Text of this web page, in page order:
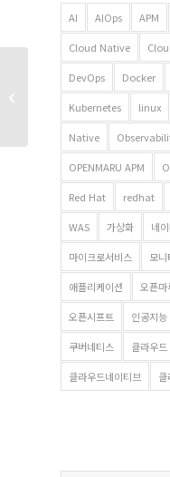
AI AIOps APM
Cloud Native
DevOps Docker
Kubernetes linux
Native
OPENMARU APM
Red Hat redhat
WAS 가상화 네
마이크로서비스 모니
애플리케이션 오픈마
오픈시프트 인공지능
쿠버네티스 클라우드
클라우드네이티브
Apache httpd 비교 –
Prefork MPM vs.
Worker MPM